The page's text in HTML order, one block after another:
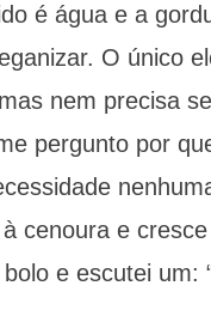
é água e a
O único
nem precisa
pergunto por
cenoura e
e escutei